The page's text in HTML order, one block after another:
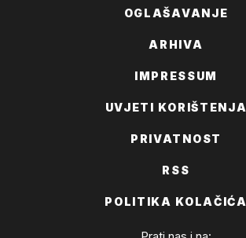
OGLAŠAVANJE
ARHIVA
IMPRESSUM
UVJETI KORIŠTENJA
PRIVATNOST
RSS
POLITIKA KOLAČIĆA